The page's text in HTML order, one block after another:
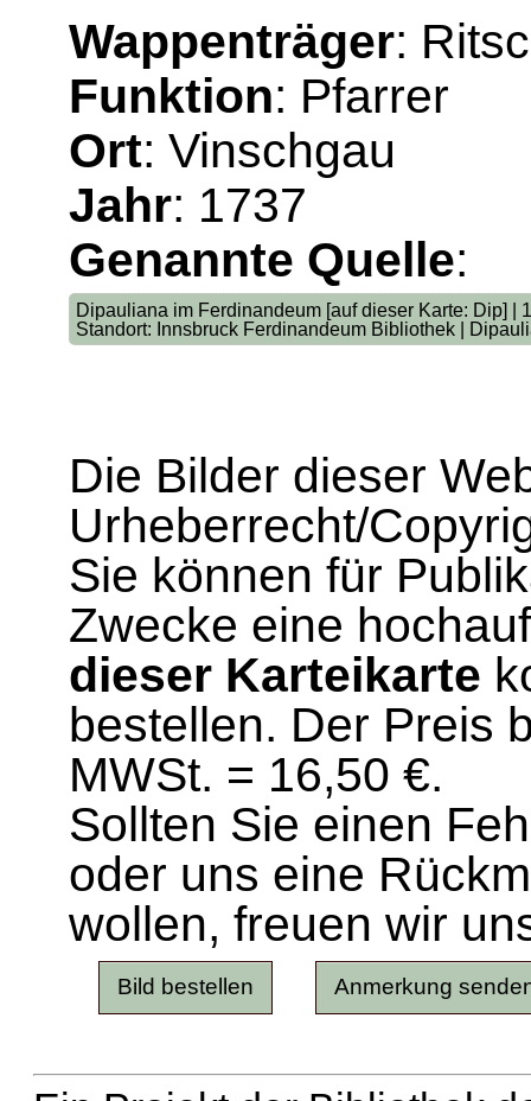
Wappenträger:
Funktion: Pfarrer
Ort: Vinschgau
Jahr: 1737
Genannte Quelle:
Dipauliana im Ferdinandeum [auf dieser Karte: Dip] |
Standort: Innsbruck Ferdinandeum Bibliothek |
Die Bilder dieser
Urheberrecht/
Sie können für
Zwecke eine
dieser Karteikarte
bestellen. Der Preis
MWSt. = 16,50 €.
Sollten Sie einen
oder uns eine
wollen, freuen wir